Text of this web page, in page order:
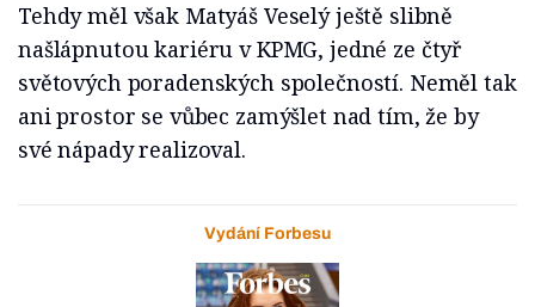
Tehdy měl však Matyáš Veselý ještě slibně
našlápnutou kariéru v KPMG, jedné ze čtyř
světových poradenských společností. Neměl tak
ani prostor se vůbec zamýšlet nad tím, že by
své nápady realizoval.
Vydání Forbesu